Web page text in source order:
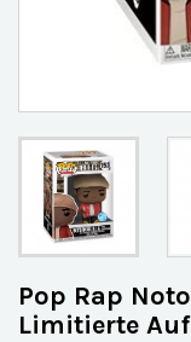
Pop Rap
Limitierte